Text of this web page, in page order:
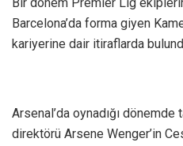
Barcelona’da forma giyen
kariyerine dair itiraflarda
Arsenal’da oynadığı dönemde
direktörü Arsene Wenger’in